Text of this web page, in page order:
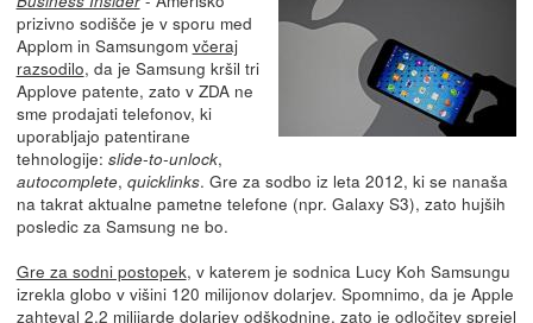
prizivno sodišče je v sporu med
Applom in Samsungom včeraj
razsodilo, da je Samsung kršil tri
Applove patente, zato v ZDA ne
sme prodajati telefonov, ki
uporabljajo patentirane
tehnologije: slide-to-unlock,
autocomplete, quicklinks. Gre za sodbo iz leta 2012, ki se nanaša
na takrat aktualne pametne telefone (npr. Galaxy S3), zato hujših
posledic za Samsung ne bo.
Gre za sodni postopek, v katerem je sodnica Lucy Koh Samsungu
izrekla globo v višini 120 milijonov dolarjev. Spomnimo, da je Apple
zahteval 2,2 milijarde dolarjev odškodnine, zato je odločitev sprejel